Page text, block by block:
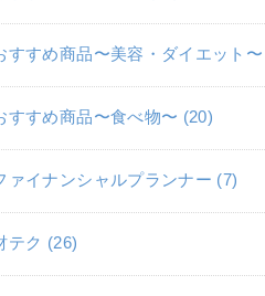
すすめ商品〜美容・ダイエット〜
すすめ商品〜食べ物〜 (20)
ァイナンシャルプランナー (7)
テク (26)